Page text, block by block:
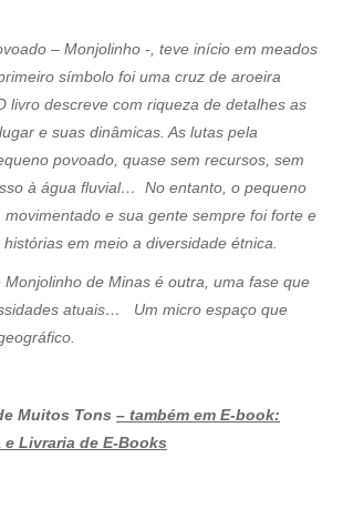
– Monjolinho -, teve início em meados
símbolo foi uma cruz de aroeira
livro descreve com riqueza de detalhes as
e suas dinâmicas. As lutas pela
povoado, quase sem recursos, sem
à água fluvial… No entanto, o pequeno
e sua gente sempre foi forte e
em meio a diversidade étnica.
de Minas é outra, uma fase que
atuais… Um micro espaço que
Muitos Tons – também em E-book:
e Livraria de E-Books